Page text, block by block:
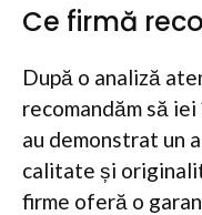
Ce firmă
După o analiză
recomandăm să
au demonstrat un
calitate și
firme oferă o